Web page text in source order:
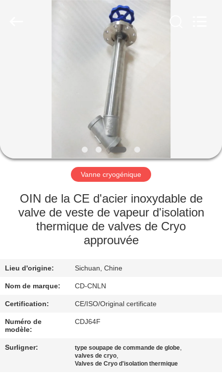
AU
SUJET
NOUS
VISITE
CONTRÔLE
DE
QUALITÉ
CONTACTEZ-
NOUS
Vanne cryogénique
OIN de la CE d'acier inoxydable de
valve de veste de vapeur d'isolation
thermique de valves de Cryo
approuvée
Lieu d'origine: Sichuan, Chine
Nom de marque: CD-CNLN
Certification: CE/ISO/Original certificate
Numéro de
modèle:
CDJ64F
Surligner: type soupape de commande de globe,
valves de cryo,
Valves de Cryo d'isolation thermique